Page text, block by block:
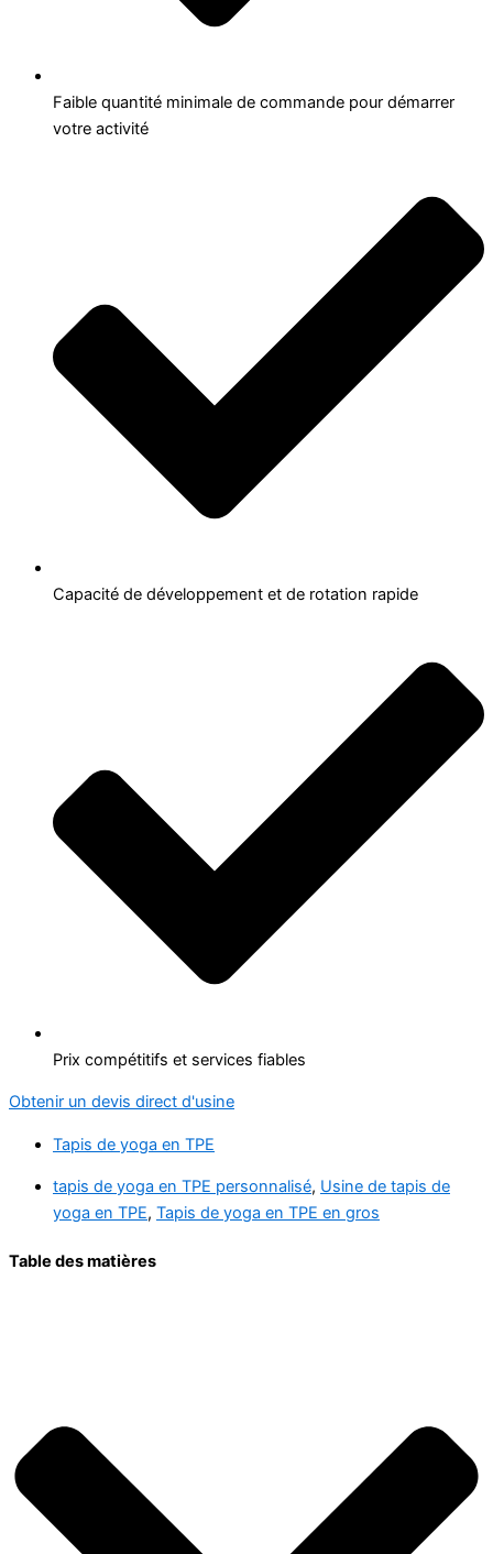
Faible quantité minimale de commande pour démarrer
votre activité
Capacité de développement et de rotation rapide
Prix compétitifs et services fiables
Obtenir un devis direct d'usine
Tapis de yoga en TPE
tapis de yoga en TPE personnalisé, Usine de tapis de
yoga en TPE, Tapis de yoga en TPE en gros
Table des matières